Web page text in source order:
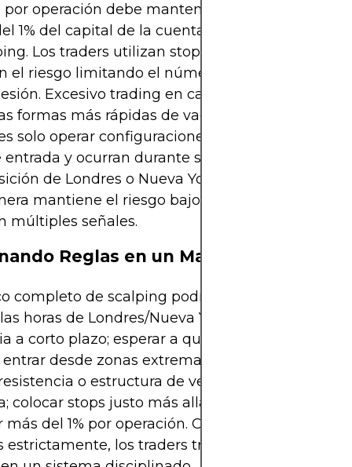
por operación debe mantenerse pequeño, a
1% del capital de la cuenta, debido a la alta
Los traders utilizan stops ajustados, pero
el riesgo limitando el número de operaciones
Excesivo trading en cada señal del
formas más rápidas de vaciar una cuenta. Una
solo operar configuraciones que cumplan con
entrada y ocurran durante sesiones líquidas
de Londres o Nueva York. Limitar la
mantiene el riesgo bajo control incluso
múltiples señales.
Reglas en un Marco
completo de scalping podría verse así: operar
horas de Londres/Nueva York; alinearse con la
a corto plazo; esperar a que el Estocástico
desde zonas extremas; confirmar con
o estructura de velas; apuntar a 5-10
colocar stops justo más allá de niveles clave; y
más del 1% por operación. Con estas reglas
estrictamente, los traders transforman un